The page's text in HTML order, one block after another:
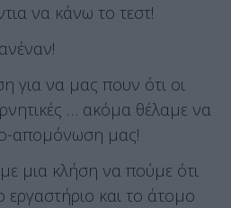
να κάνω το τεστ!
για να μας πουν ότι οι
… ακόμα θέλαμε να
απομόνωση μας!
μια κλήση να πούμε ότι
εργαστήριο και το άτομο